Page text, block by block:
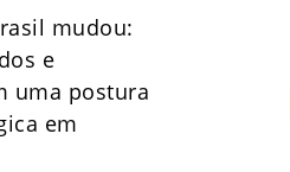
mudou:
e
uma postura
em